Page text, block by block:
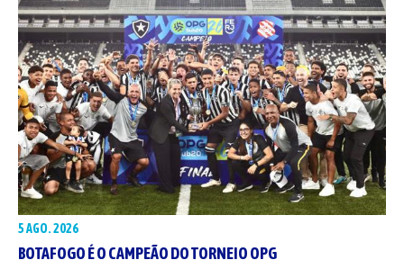
5 AGO. 2026
BOTAFOGO É O CAMPEÃO DO TORNEIO OPG